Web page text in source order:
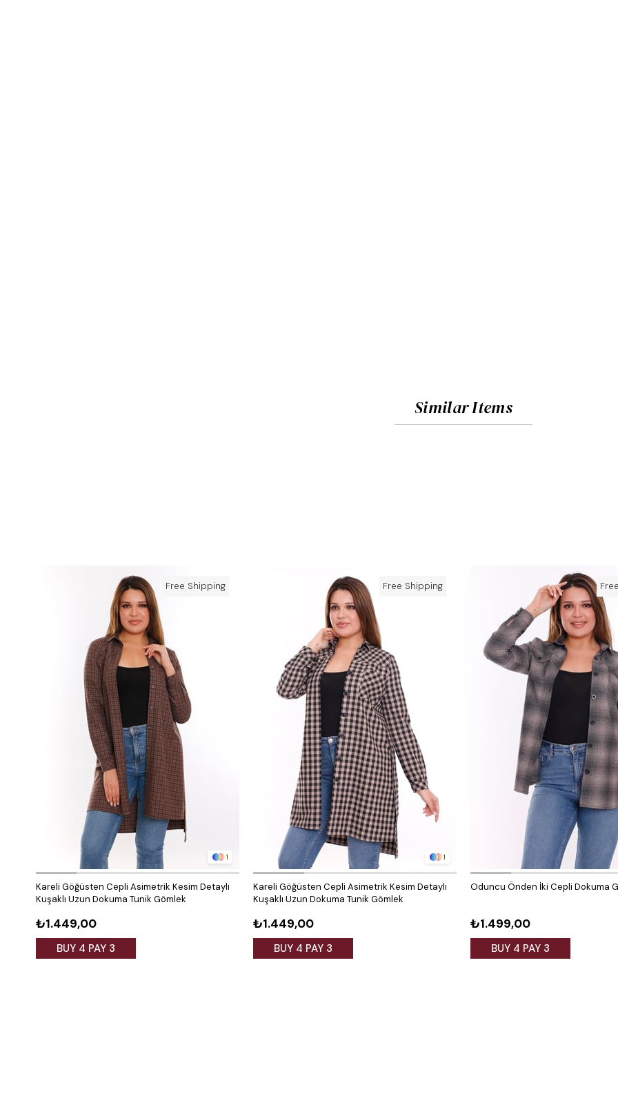
Similar Items
1
Kareli Göğüsten Cepli Asimetrik Kesim Detaylı
Kuşaklı Uzun Dokuma Tunik Gömlek
₺1.449,00
BUY 4 PAY 3
Free Shipping
1
Kareli Göğüsten Cepli Asimetrik Kesim Detaylı
Kuşaklı Uzun Dokuma Tunik Gömlek
₺1.449,00
BUY 4 PAY 3
Free Shipping
Oduncu Önden İki Cepli Dokuma
₺1.499,00
BUY 4 PAY 3